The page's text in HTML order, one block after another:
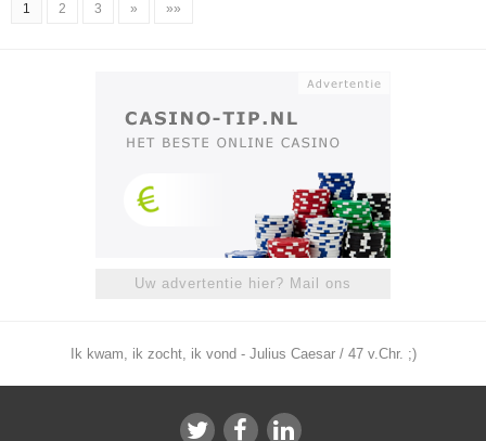
1 2 3 » »»
Uw advertentie hier? Mail ons
Ik kwam, ik zocht, ik vond - Julius Caesar / 47 v.Chr. ;)